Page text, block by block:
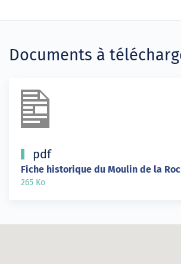
Documents à
pdf
Fiche historique du Moulin de la
265 Ko